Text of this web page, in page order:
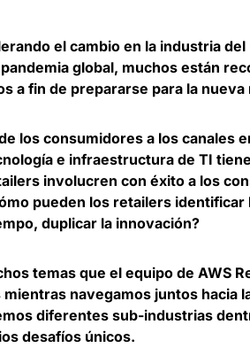
el cambio en la industria
global, muchos están
a fin de prepararse para la nueva
los consumidores a los canales
e infraestructura de TI
involucren con éxito a los
pueden los retailers identificar
duplicar la innovación?
temas que el equipo de AWS
navegamos juntos hacia
diferentessub-industrias
desafíos únicos.